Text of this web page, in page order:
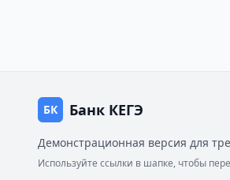
БК Банк КЕГЭ
Демонстрационная версия для
Используйте ссылки в шапке, чтобы